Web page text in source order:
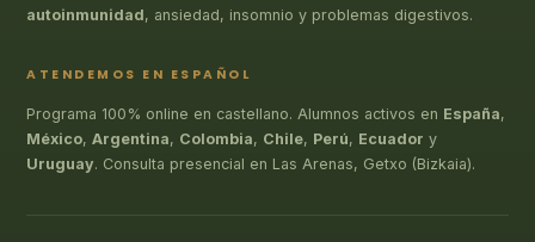
autoinmunidad, ansiedad, insomnio y problemas digestivos.
ATENDEMOS EN ESPAÑOL
Programa 100% online en castellano. Alumnos activos en España,
México, Argentina, Colombia, Chile, Perú, Ecuador y
Uruguay. Consulta presencial en Las Arenas, Getxo (Bizkaia).